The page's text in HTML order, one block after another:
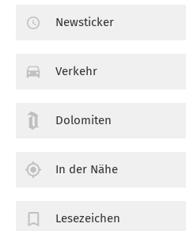
Newsticker
Verkehr
Dolomiten
In der Nähe
Lesezeichen